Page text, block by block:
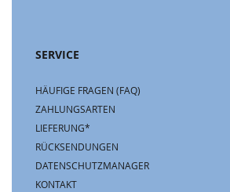
SERVICE
HÄUFIGE FRAGEN (FAQ)
ZAHLUNGSARTEN
LIEFERUNG*
RÜCKSENDUNGEN
DATENSCHUTZMANAGER
KONTAKT